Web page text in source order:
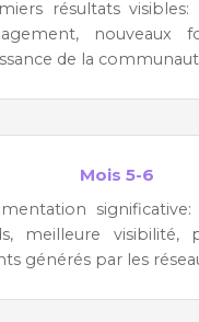
résultats visibles:
nouveaux
de la
Mois 5-6
meilleure visibilité,
générés par les